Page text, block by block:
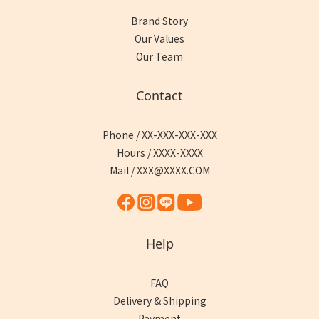
Brand Story
Our Values
Our Team
Contact
Phone / XX-XXX-XXX-XXX
Hours / XXXX-XXXX
Mail / XXX@XXXX.COM
Help
FAQ
Delivery & Shipping